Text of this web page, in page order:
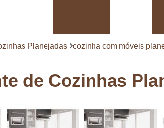
Pergolados
Pergolados
em madeira
Planejadas cozinha com móveis
de Cozinhas